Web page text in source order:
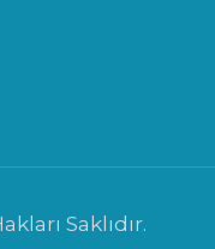
Saklıdır.